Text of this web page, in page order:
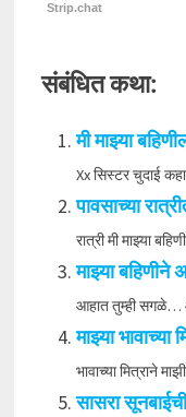
Strip.chat
संबंधित कथा:
मी माझ्या
Xx सिस्टर चुदाई
पावसाच्या
रात्री मी माझ्या
माझ्या बहिणीने
आहात तुम्ही सगळे…
माझ्या भावाच्या
भावाच्या मित्राने
सासरा